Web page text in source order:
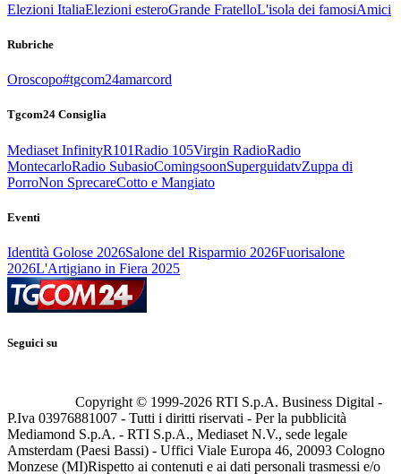
Elezioni ItaliaElezioni esteroGrande FratelloL'isola dei famosiAmici
Rubriche
Oroscopo#tgcom24amarcord
Tgcom24 Consiglia
Mediaset InfinityR101Radio 105Virgin RadioRadio
MontecarloRadio SubasioComingsoonSuperguidatvZuppa di
PorroNon SprecareCotto e Mangiato
Eventi
Identità Golose 2026Salone del Risparmio 2026Fuorisalone
2026L'Artigiano in Fiera 2025
Seguici su
Copyright © 1999-2026 RTI S.p.A. Business Digital -
P.Iva 03976881007 - Tutti i diritti riservati - Per la pubblicità
Mediamond S.p.A. - RTI S.p.A., Mediaset N.V., sede legale
Amsterdam (Paesi Bassi) - Uffici Viale Europa 46, 20093 Cologno
Monzese (MI)Rispetto ai contenuti e ai dati personali trasmessi e/o